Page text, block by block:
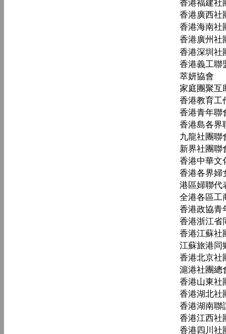
香港福建社
香港廣西社
香港海南社
香港廣州社
香港深圳社
香港義工聯
萃妍協會
家庭團聚互
香港教育工
香港青年聯
香港島各界
九龍社團聯
新界社團聯
香港中華文
香港各界婦
港區婦聯代
全港各區工
香港政協青
香港浙江省
香港江蘇社
江蘇旅港同
香港北京社
滬港社團總
香港山東社
香港湖北社
香港湖南聯
香港江西社
香港四川社